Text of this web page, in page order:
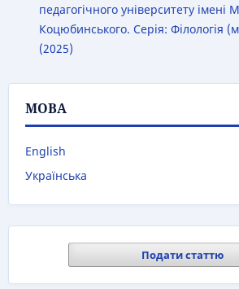
педагогічного університету імені
Коцюбинського. Серія: Філологія
(2025)
МОВА
English
Українська
Подати статтю